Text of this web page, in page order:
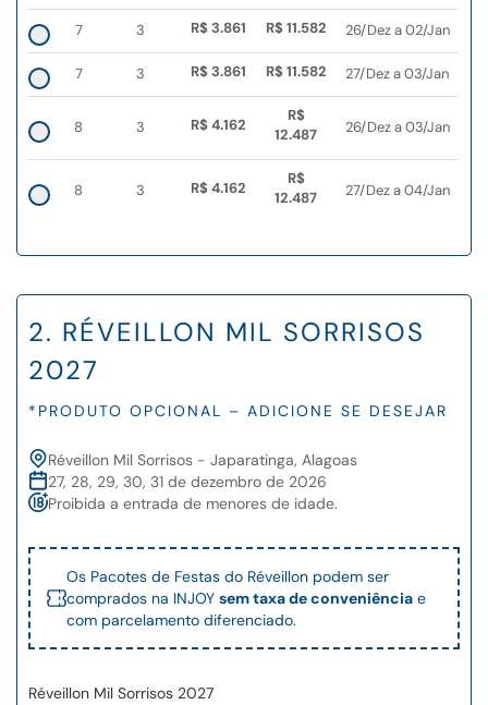
7 3 R$ 3.861 R$ 11.582 26/Dez a 02/Jan
7 3 R$ 3.861 R$ 11.582 27/Dez a 03/Jan
8 3 R$ 4.162
R$
12.487
26/Dez a 03/Jan
8 3 R$ 4.162
R$
12.487
27/Dez a 04/Jan
2. RÉVEILLON MIL SORRISOS
2027
*PRODUTO OPCIONAL – ADICIONE SE DESEJAR
Réveillon Mil Sorrisos - Japaratinga, Alagoas
27, 28, 29, 30, 31 de dezembro de 2026
Proibida a entrada de menores de idade.
Os Pacotes de Festas do Réveillon podem ser
comprados na INJOY sem taxa de conveniência e
com parcelamento diferenciado.
Réveillon Mil Sorrisos 2027